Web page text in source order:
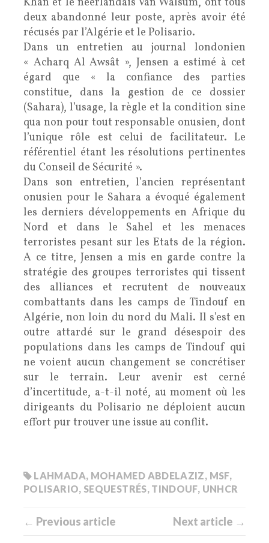
deux abandonné leur poste, après avoir été
récusés par l’Algérie et le Polisario.
Dans un entretien au journal londonien
« Acharq Al Awsât », Jensen a estimé à cet
égard que « la confiance des parties
constitue, dans la gestion de ce dossier
(Sahara), l’usage, la règle et la condition sine
qua non pour tout responsable onusien, dont
l’unique rôle est celui de facilitateur. Le
référentiel étant les résolutions pertinentes
du Conseil de Sécurité ».
Dans son entretien, l’ancien représentant
onusien pour le Sahara a évoqué également
les derniers développements en Afrique du
Nord et dans le Sahel et les menaces
terroristes pesant sur les Etats de la région.
A ce titre, Jensen a mis en garde contre la
stratégie des groupes terroristes qui tissent
des alliances et recrutent de nouveaux
combattants dans les camps de Tindouf en
Algérie, non loin du nord du Mali. Il s’est en
outre attardé sur le grand désespoir des
populations dans les camps de Tindouf qui
ne voient aucun changement se concrétiser
sur le terrain. Leur avenir est cerné
d’incertitude, a-t-il noté, au moment où les
dirigeants du Polisario ne déploient aucun
effort pur trouver une issue au conflit.
LAHMADA, MOHAMED ABDELAZIZ, MSF,
POLISARIO, SEQUESTRÉS, TINDOUF, UNHCR
← Previous article Next article →